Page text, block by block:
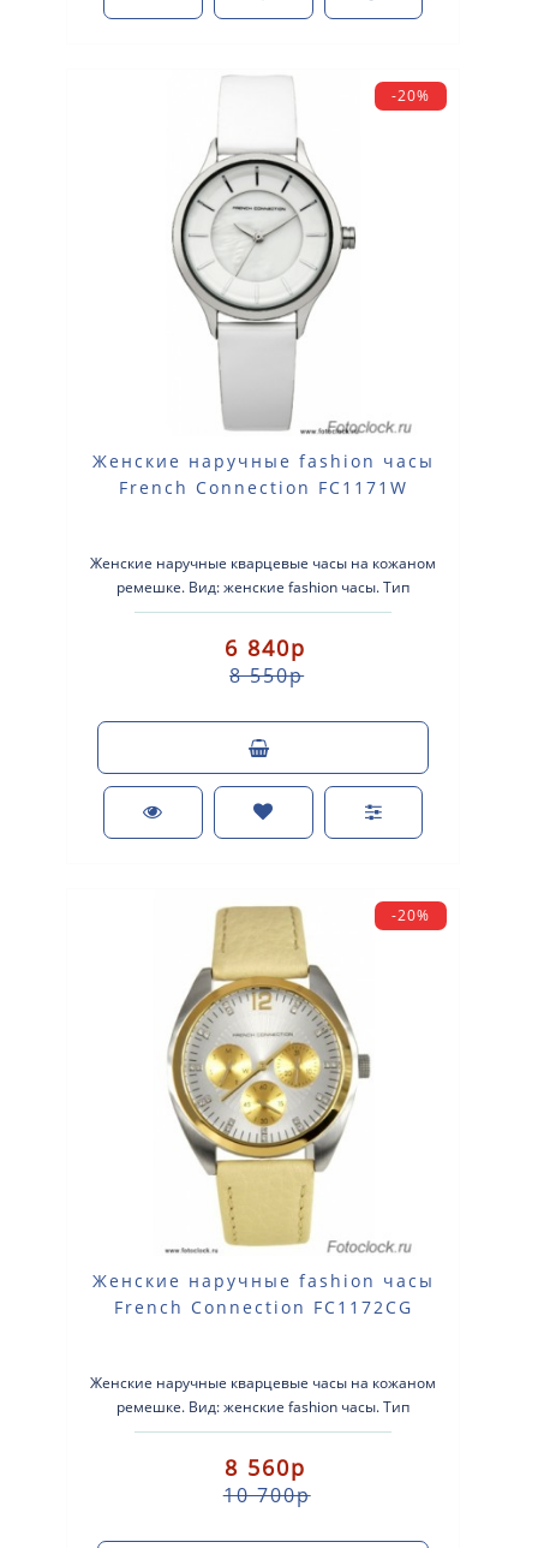
-20%
Женские наручные fashion часы
French Connection FC1171W
Женские наручные кварцевые часы на кожаном
ремешке. Вид: женские fashion часы. Тип
механизма: кварцевые. Корпус: стально..
6 840р
8 550р
-20%
Женские наручные fashion часы
French Connection FC1172CG
Женские наручные кварцевые часы на кожаном
ремешке. Вид: женские fashion часы. Тип
механизма: кварцевые. Корпус: стально..
8 560р
10 700р